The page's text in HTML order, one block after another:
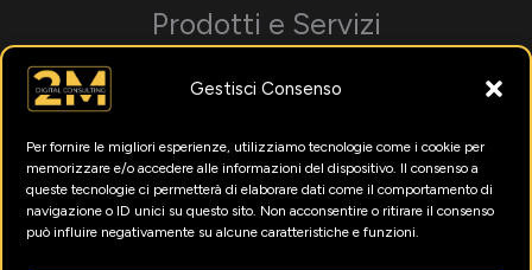
Gestisci Consenso
Per fornire le migliori esperienze, utilizziamo tecnologie come i cookie per
memorizzare e/o accedere alle informazioni del dispositivo. Il consenso a
queste tecnologie ci permetterà di elaborare dati come il comportamento di
navigazione o ID unici su questo sito. Non acconsentire o ritirare il consenso
può influire negativamente su alcune caratteristiche e funzioni.
Prodotti e Servizi
Integrazioni AI
Noleggio Per Aziende
Menù Digitali
Formazione Intelligenza Artificiale
Marketing Digitale
Utility